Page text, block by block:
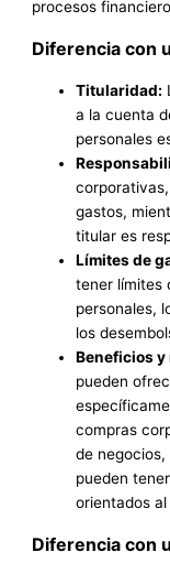
procesos
Diferencia con
Titularidad:
a la cuenta
personales
gastos,
titular es
Límites de
tener límites
personales,
los
Beneficios y
pueden
compras
de
pueden
orientados
Diferencia con